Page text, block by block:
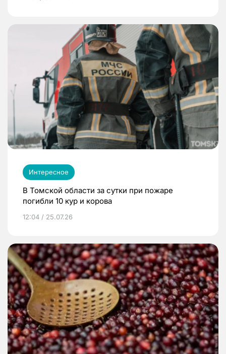
Интересное
В Томской области за сутки при пожаре
погибли 10 кур и корова
12:04 / 25.07.26